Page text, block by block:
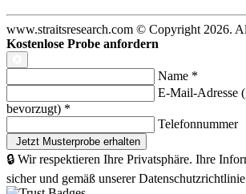
www.straitsresearch.com © Copyright 2026.
Kostenlose Probe anfordern
Name *
E-Mail-Adresse
bevorzugt) *
Telefonnummer
🔒 Wir respektieren Ihre Privatsphäre. Ihre
sicher und gemäß unserer